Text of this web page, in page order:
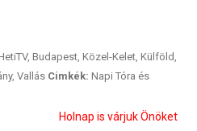
, Budapest Közel-Kelet Külföld
, Vallás Cimkék: Napi Tóra és
Holnap is várjuk Önöket